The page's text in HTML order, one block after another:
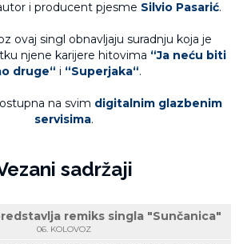
i producent pjesme Silvio Pasarić.
ovaj singl obnavljaju suradnju koja je
njene karijere hitovima “Ja neću biti
druge“ i “Superjaka“.
na svim digitalnim glazbenim
servisima.
sadržaji
remiks singla "Sunčanica"
06. KOLOVOZ